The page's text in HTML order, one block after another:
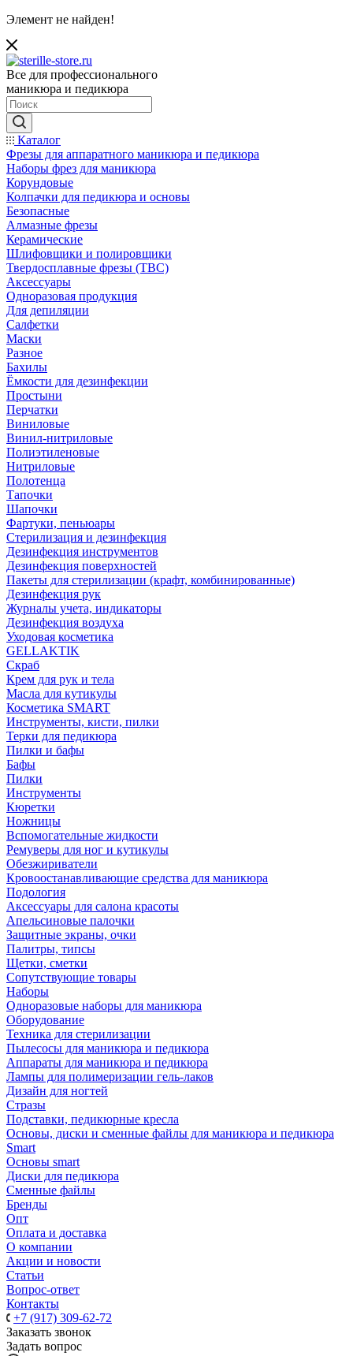
Элемент не найден!
Все для профессионального
маникюра и педикюра
Каталог
Фрезы для аппаратного маникюра и педикюра
Наборы фрез для маникюра
Корундовые
Колпачки для педикюра и основы
Безопасные
Алмазные фрезы
Керамические
Шлифовщики и полировщики
Твердосплавные фрезы (ТВС)
Аксессуары
Одноразовая продукция
Для депиляции
Салфетки
Маски
Разное
Бахилы
Ёмкости для дезинфекции
Простыни
Перчатки
Виниловые
Винил-нитриловые
Полиэтиленовые
Нитриловые
Полотенца
Тапочки
Шапочки
Фартуки, пеньюары
Стерилизация и дезинфекция
Дезинфекция инструментов
Дезинфекция поверхностей
Пакеты для стерилизации (крафт, комбинированные)
Дезинфекция рук
Журналы учета, индикаторы
Дезинфекция воздуха
Уходовая косметика
GELLAKTIK
Скраб
Крем для рук и тела
Масла для кутикулы
Косметика SMART
Инструменты, кисти, пилки
Терки для педикюра
Пилки и бафы
Бафы
Пилки
Инструменты
Кюретки
Ножницы
Вспомогательные жидкости
Ремуверы для ног и кутикулы
Обезжириватели
Кровоостанавливающие средства для маникюра
Подология
Аксессуары для салона красоты
Апельсиновые палочки
Защитные экраны, очки
Палитры, типсы
Щетки, сметки
Сопутствующие товары
Наборы
Одноразовые наборы для маникюра
Оборудование
Техника для стерилизации
Пылесосы для маникюра и педикюра
Аппараты для маникюра и педикюра
Лампы для полимеризации гель-лаков
Дизайн для ногтей
Стразы
Подставки, педикюрные кресла
Основы, диски и сменные файлы для маникюра и педикюра
Smart
Основы smart
Диски для педикюра
Сменные файлы
Бренды
Опт
Оплата и доставка
О компании
Акции и новости
Статьи
Вопрос-ответ
Контакты
+7 (917) 309-62-72
Заказать звонок
Задать вопрос